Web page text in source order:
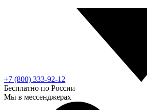
+7 (800) 333-92-12
Бесплатно по России
Мы в мессенджерах